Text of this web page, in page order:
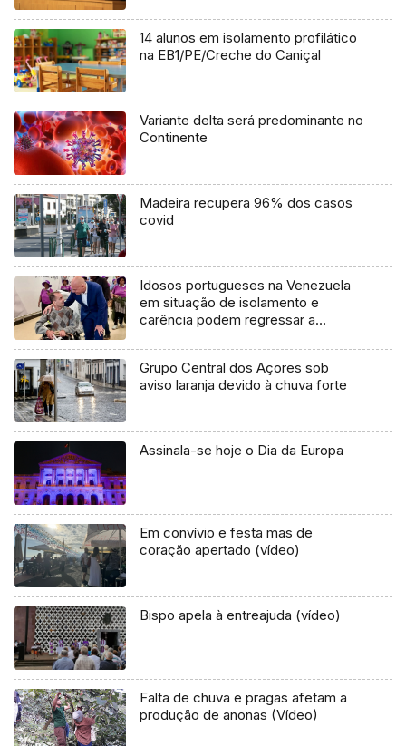
14 alunos em isolamento profilático
na EB1/PE/Creche do Caniçal
Variante delta será predominante no
Continente
Madeira recupera 96% dos casos
covid
Idosos portugueses na Venezuela
em situação de isolamento e
carência podem regressar a
Grupo Central dos Açores sob
aviso laranja devido à chuva forte
Assinala-se hoje o Dia da Europa
Em convívio e festa mas de
coração apertado (vídeo)
Bispo apela à entreajuda (vídeo)
Falta de chuva e pragas afetam a
produção de anonas (Vídeo)